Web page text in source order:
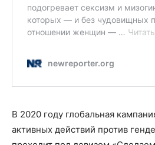
В 2020 году глобальная
активных действий против